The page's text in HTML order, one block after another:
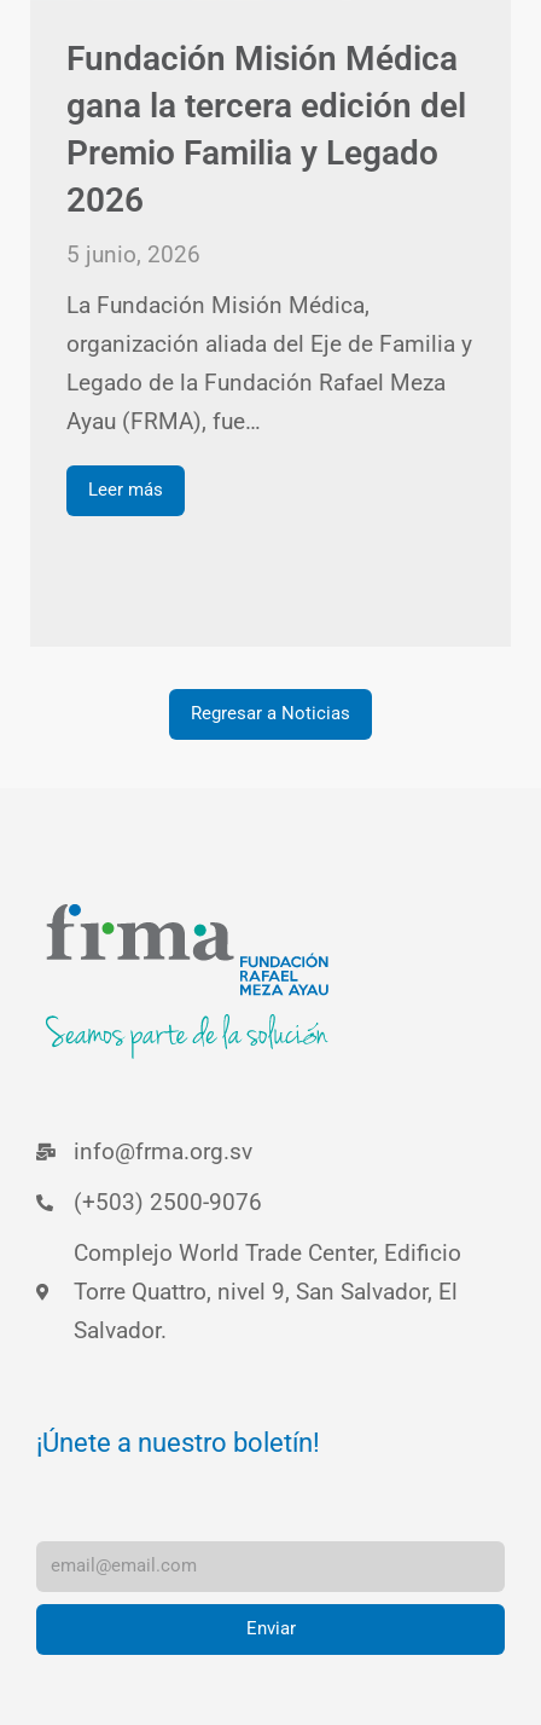
Fundación Misión Médica
gana la tercera edición del
Premio Familia y Legado
2026
5 junio, 2026
La Fundación Misión Médica,
organización aliada del Eje de Familia y
Legado de la Fundación Rafael Meza
Ayau (FRMA), fue…
Leer más
Regresar a Noticias
info@frma.org.sv
(+503) 2500-9076
Complejo World Trade Center, Edificio
Torre Quattro, nivel 9, San Salvador, El
Salvador.
¡Únete a nuestro boletín!
Enviar